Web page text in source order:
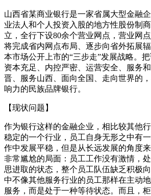
山西省某商业银行是一家省属大型金融
业法人和个人投资入股的地方性股份制
立，全行下设80余个营业网点，营业网
将完成省内网点布局、逐步向省外拓展
本市场公开上市的“三步走”发展战略。
资本充足、内控严密、运营安全、服务
晋、服务山西、面向全国、走向世界的
响力的民族品牌银行。
【现状问题】
作为银行这样的金融企业，相比较其他
稳定的一个行业，员工自身无形之中有
作中发展平稳，但是从长远发展的角度
非常尴尬的局面：员工工作没有激情，
思进取的状态，整个员工队伍缺乏积极
中不像其他服务行业的员工那样在主动
服务，而是处于一种等待状态。而且，